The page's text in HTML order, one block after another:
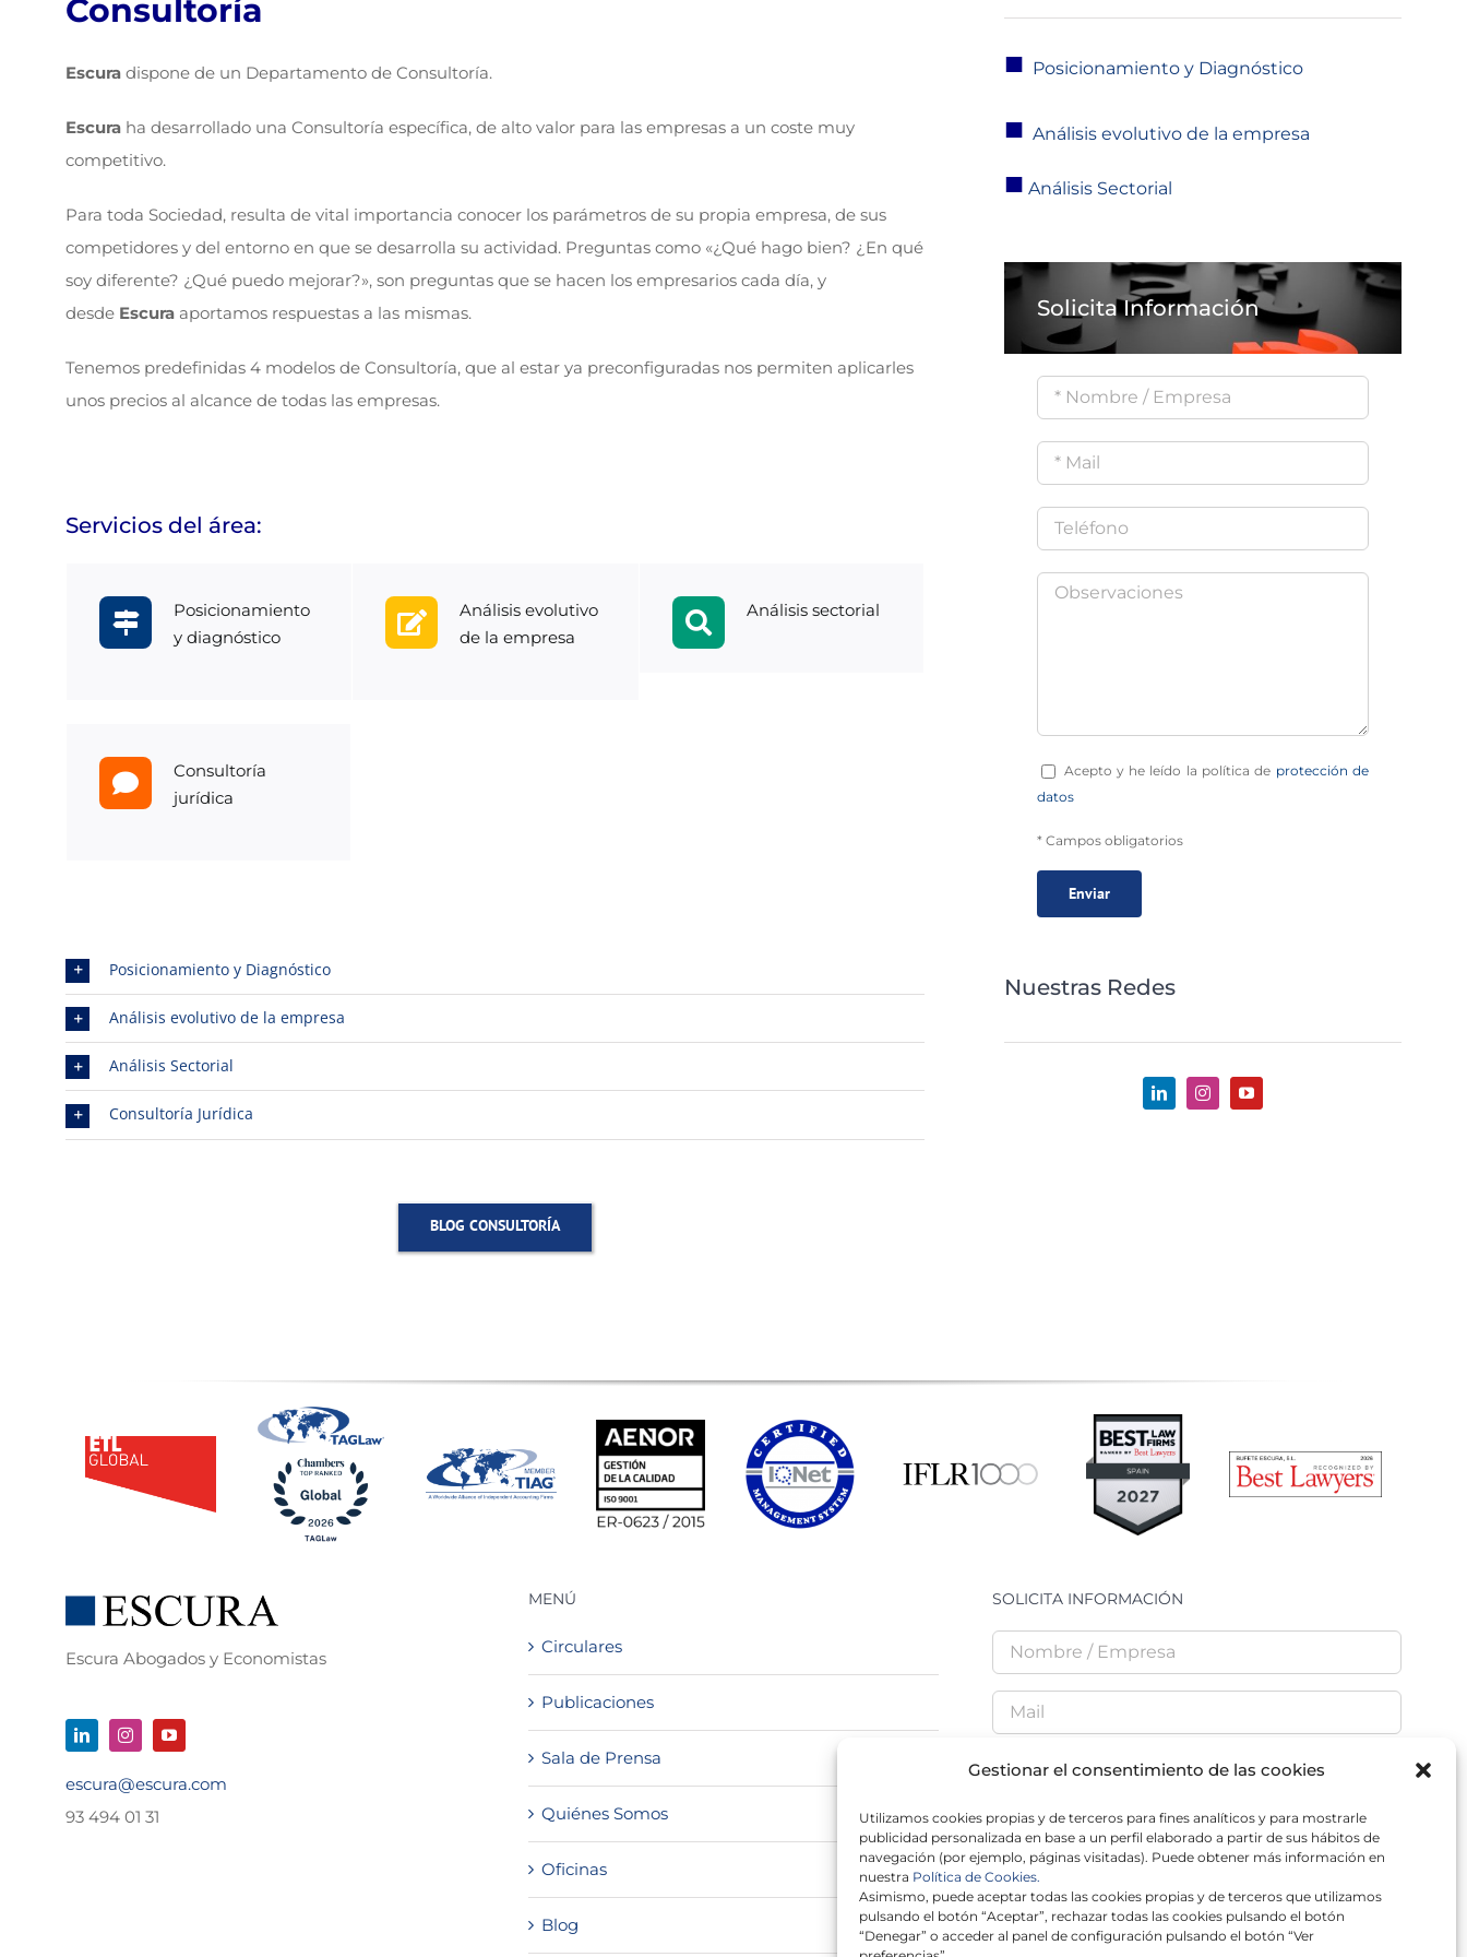
Gestionar el consentimiento de las cookies
Utilizamos cookies propias y de terceros para fines analíticos y para mostrarle
publicidad personalizada en base a un perfil elaborado a partir de sus hábitos de
navegación (por ejemplo, páginas visitadas). Puede obtener más información en
nuestra Política de Cookies.
Asimismo, puede aceptar todas las cookies propias y de terceros que utilizamos
pulsando el botón “Aceptar”, rechazar todas las cookies pulsando el botón
“Denegar” o acceder al panel de configuración pulsando el botón “Ver
Consultoría
Escura dispone de un Departamento de Consultoría.
Escura ha desarrollado una Consultoría específica, de alto valor para las empresas a un coste muy
competitivo.
Para toda Sociedad, resulta de vital importancia conocer los parámetros de su propia empresa, de sus
competidores y del entorno en que se desarrolla su actividad. Preguntas como «¿Qué hago bien? ¿En qué
soy diferente? ¿Qué puedo mejorar?», son preguntas que se hacen los empresarios cada día, y
desde Escura aportamos respuestas a las mismas.
Tenemos predefinidas 4 modelos de Consultoría, que al estar ya preconfiguradas nos permiten aplicarles
unos precios al alcance de todas las empresas.
Servicios del área:
Posicionamiento
y diagnóstico
Análisis evolutivo
de la empresa
Análisis sectorial
Consultoría
jurídica
Posicionamiento y Diagnóstico
Análisis evolutivo de la empresa
Análisis Sectorial
Consultoría Jurídica
BLOG CONSULTORÍA
■ Posicionamientoy Diagnóstico
■Análisis evolutivo de la empresa
■ Análisis Sectorial
Solicita Información
Acepto y he leído la política de protección de
datos
* Campos obligatorios
Nuestras Redes
Escura Abogados y Economistas
escura@escura.com
93 494 01 31
MENÚ
Circulares
Publicaciones
Sala de Prensa
Quiénes Somos
Oficinas
Blog
SOLICITA INFORMACIÓN
He leído y acepto laPolítica de Privacidad